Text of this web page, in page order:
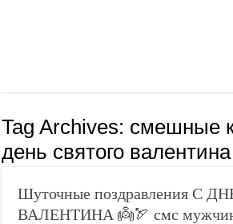
Tag Archives: смешные
день святого валентина
Шуточные поздравления С
ВАЛЕНТИНА 👼🏹 смс